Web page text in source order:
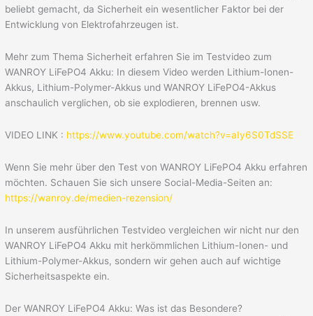
beliebt gemacht, da Sicherheit ein wesentlicher Faktor bei der
Entwicklung von Elektrofahrzeugen ist.
Mehr zum Thema Sicherheit erfahren Sie im Testvideo zum
WANROY LiFePO4 Akku: In diesem Video werden Lithium-Ionen-
Akkus, Lithium-Polymer-Akkus und WANROY LiFePO4-Akkus
anschaulich verglichen, ob sie explodieren, brennen usw.
VIDEO LINK : https://www.youtube.com/watch?v=aIy6S0TdSSE
Wenn Sie mehr über den Test von WANROY LiFePO4 Akku erfahren
möchten. Schauen Sie sich unsere Social-Media-Seiten an:
https://wanroy.de/medien-rezension/
In unserem ausführlichen Testvideo vergleichen wir nicht nur den
WANROY LiFePO4 Akku mit herkömmlichen Lithium-Ionen- und
Lithium-Polymer-Akkus, sondern wir gehen auch auf wichtige
Sicherheitsaspekte ein.
Der WANROY LiFePO4 Akku: Was ist das Besondere?